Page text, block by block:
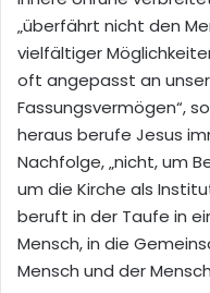
„überfährt nicht den
vielfältiger
oft angepasst an
Fassungsvermögen“,
heraus berufe Jesus
Nachfolge, „nicht, um
um die Kirche als
beruft in der Taufe in
Mensch, in die
Mensch und der